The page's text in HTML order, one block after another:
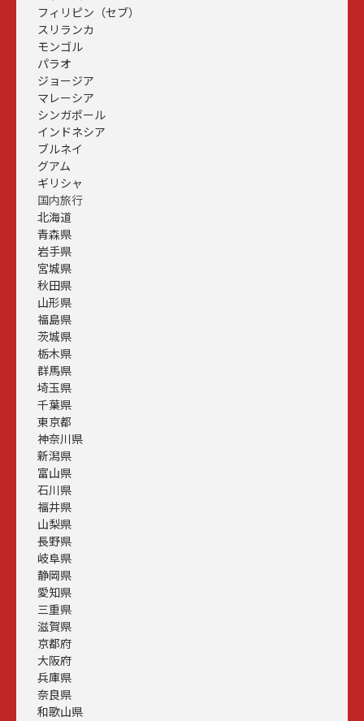
フィリピン（セブ）
スリランカ
モンゴル
パラオ
ジョージア
マレーシア
シンガポール
インドネシア
ブルネイ
グアム
ギリシャ
国内旅行
北海道
青森県
岩手県
宮城県
秋田県
山形県
福島県
茨城県
栃木県
群馬県
埼玉県
千葉県
東京都
神奈川県
新潟県
富山県
石川県
福井県
山梨県
長野県
岐阜県
静岡県
愛知県
三重県
滋賀県
京都府
大阪府
兵庫県
奈良県
和歌山県